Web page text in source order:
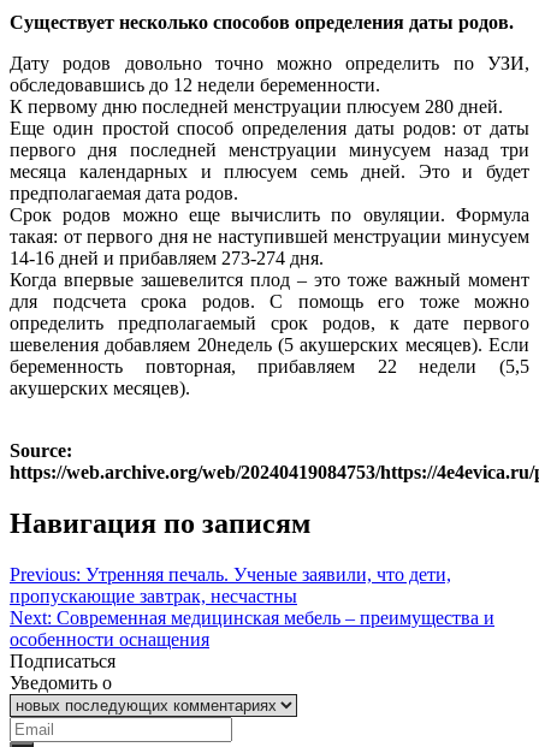
Существует несколько способов определения даты родов.
Дату родов довольно точно можно определить по УЗИ,
обследовавшись до 12 недели беременности.
К первому дню последней менструации плюсуем 280 дней.
Еще один простой способ определения даты родов: от даты
первого дня последней менструации минусуем назад три
месяца календарных и плюсуем семь дней. Это и будет
предполагаемая дата родов.
Срок родов можно еще вычислить по овуляции. Формула
такая: от первого дня не наступившей менструации минусуем
14-16 дней и прибавляем 273-274 дня.
Когда впервые зашевелится плод – это тоже важный момент
для подсчета срока родов. С помощь его тоже можно
определить предполагаемый срок родов, к дате первого
шевеления добавляем 20недель (5 акушерских месяцев). Если
беременность повторная, прибавляем 22 недели (5,5
акушерских месяцев).
Source:
https://web.archive.org/web/20240419084753/https://4e4evica.ru/
Навигация по записям
Previous: Утренняя печаль. Ученые заявили, что дети,
пропускающие завтрак, несчастны
Next: Современная медицинская мебель – преимущества и
особенности оснащения
Подписаться
Уведомить о